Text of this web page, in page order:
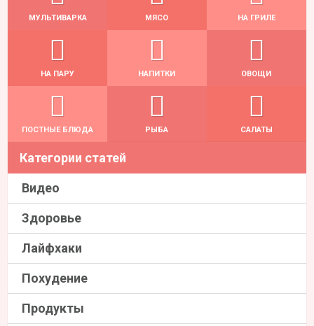
МУЛЬТИВАРКА МЯСО НА ГРИЛЕ
НА ПАРУ НАПИТКИ ОВОЩИ
ПОСТНЫЕ БЛЮДА РЫБА САЛАТЫ
Категории статей
Видео
Здоровье
Лайфхаки
Похудение
Продукты